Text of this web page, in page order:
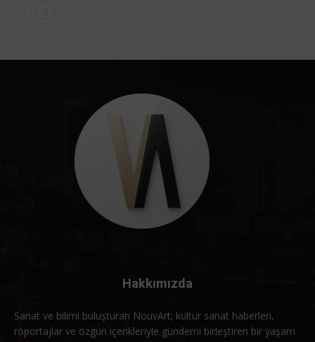
Hakkımızda
Sanat ve bilimi buluşturan NouvArt; kültür sanat haberleri,
röportajlar ve özgün içerikleriyle gündemi birleştiren bir yaşam